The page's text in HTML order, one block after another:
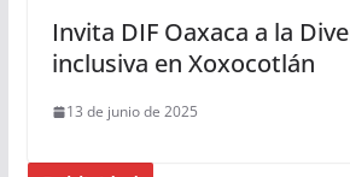
Invita DIF Oaxaca a la
inclusiva en Xoxocotlán
13 de junio de 2025